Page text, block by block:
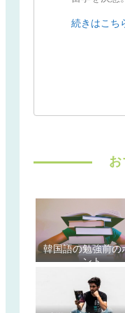
続きはこち
韓国語の勉強前の
ント